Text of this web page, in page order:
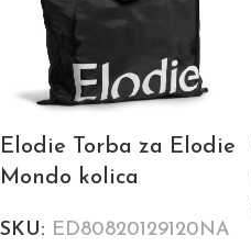
Elodie Torba za Elodie
Mondo kolica
SKU: ED80820129120NA